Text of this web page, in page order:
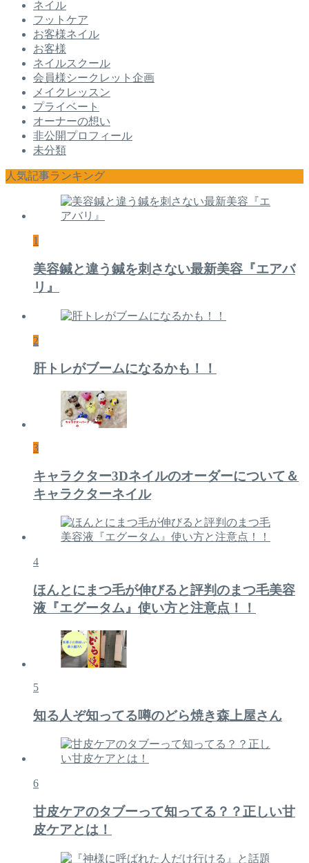
ネイル
フットケア
お客様ネイル
お客様
ネイルスクール
会員様シークレット企画
メイクレッスン
プライベート
オーナーの想い
非公開プロフィール
未分類
人気記事ランキング
1
美容鍼と違う鍼を刺さない最新美容『エアバ
リ』
2
肝トレがブームになるかも！！
3
キャラクター3Dネイルのオーダーについて＆
キャラクターネイル
4
ほんとにまつ毛が伸びると評判のまつ毛美容
液『エグータム』使い方と注意点！！
5
知る人ぞ知ってる噂のどら焼き森上屋さん
6
甘皮ケアのタブーって知ってる？？正しい甘
皮ケアとは！